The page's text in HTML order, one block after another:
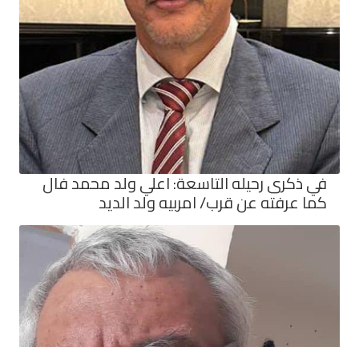
في ذكرى رحيله التاسعة: اعلي ولد محمد فال
كما عرفته عن قرب/ امربيه ولد الديد